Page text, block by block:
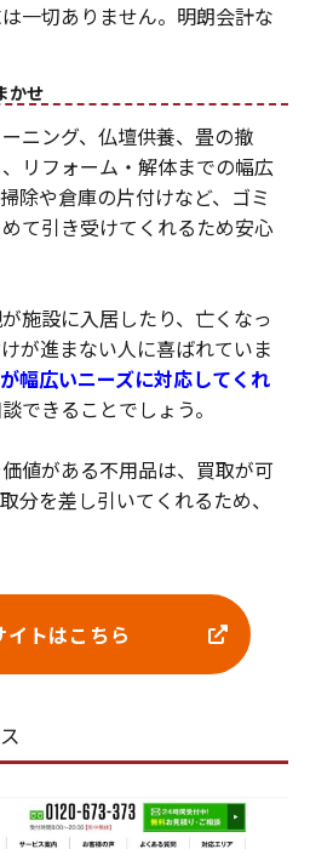
一切ありません。明朗会計な
かせ
ニング、仏壇供養、畳の撤
リフォーム・解体までの幅広
除や倉庫の片付けなど、ゴミ
て引き受けてくれるため安心
施設に入居したり、亡くなっ
が進まない人に喜ばれていま
幅広いニーズに対応してくれ
できることでしょう。
値がある不用品は、買取が可
分を差し引いてくれるため、
イトはこちら